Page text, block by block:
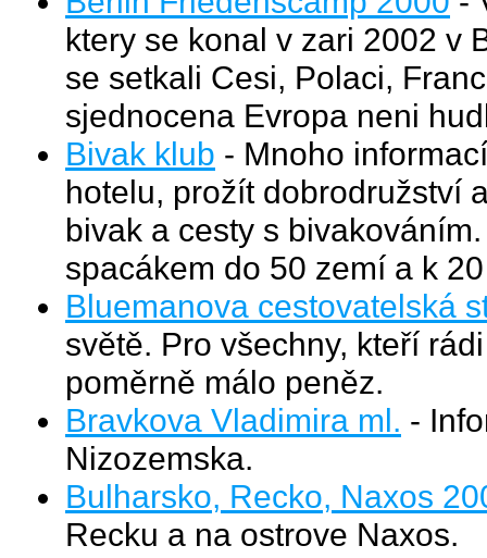
ktery se konal v zari 2002 v
se setkali Cesi, Polaci,
sjednocena Evropa neni
Bivak klub - Mnoho
hotelu, prožít dobrodružství
bivak a cesty s
spacákem do 50 zemí a k
Bluemanova cestovatelská
světě. Pro všechny, kteří
poměrně málo peněz.
Bravkova Vladimira ml. -
Nizozemska.
Bulharsko, Recko, Naxos
Recku a na ostrove Naxos.